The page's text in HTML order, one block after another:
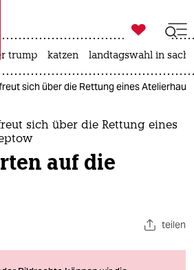
taz zahl ich
zahl ich

taz zahl ich
trump katzen landtagswahl in
sich über die Rettung eines
sich über die Rettung eines
auf die
teilen